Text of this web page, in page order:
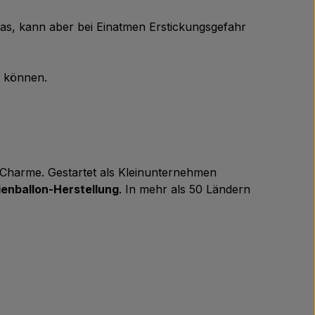
kann aber bei Einatmen Erstickungsgefahr
Gestartet als Kleinunternehmen
Herstellung. In mehr als 50 Ländern